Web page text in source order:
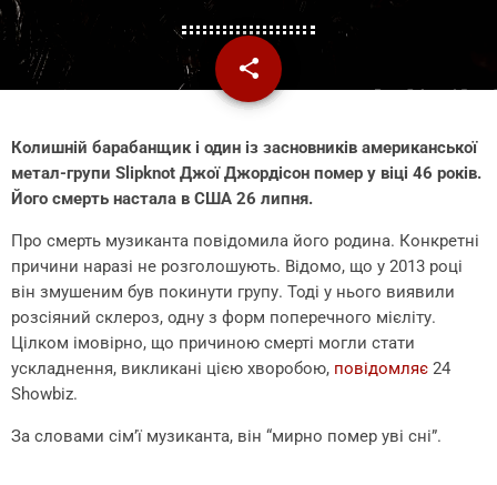
share
email
Колишній барабанщик і один із засновників американської
метал-групи Slipknot Джої Джордісон помер у віці 46 років.
Його смерть настала в США 26 липня.
Про смерть музиканта повідомила його родина. Конкретні
причини наразі не розголошують. Відомо, що у 2013 році
він змушеним був покинути групу. Тоді у нього виявили
розсіяний склероз, одну з форм поперечного мієліту.
Цілком імовірно, що причиною смерті могли стати
ускладнення, викликані цією хворобою, повідомляє 24
Showbiz.
За словами сім’ї музиканта, він “мирно помер уві сні”.